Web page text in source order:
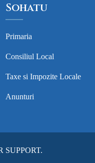
Sohatu
Primaria
Consiliul Local
Taxe si Impozite Locale
Anunturi
SUPPORT.